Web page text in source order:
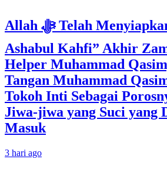
Allah ﷻ Telah Menyiapkan “Gua
Ashabul Kahfi” Akhir
Helper Muhammad
Tangan Muhammad
Tokoh Inti Sebagai
Jiwa-jiwa yang Suci yang
Masuk
3 hari ago